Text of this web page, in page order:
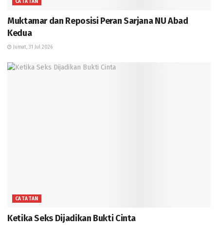
CATATAN
Muktamar dan Reposisi Peran Sarjana NU Abad
Kedua
Jumat, 31 Jul 2026
CATATAN
Ketika Seks Dijadikan Bukti Cinta